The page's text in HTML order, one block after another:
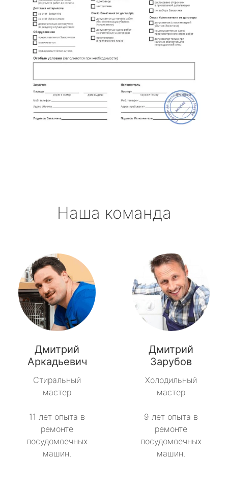
Наша команда
Дмитрий
Аркадьевич
Стиральный
мастер
11 лет опыта в
ремонте
посудомоечных
машин.
Дмитрий
Зарубов
Холодильный
мастер
9 лет опыта в
ремонте
посудомоечных
машин.